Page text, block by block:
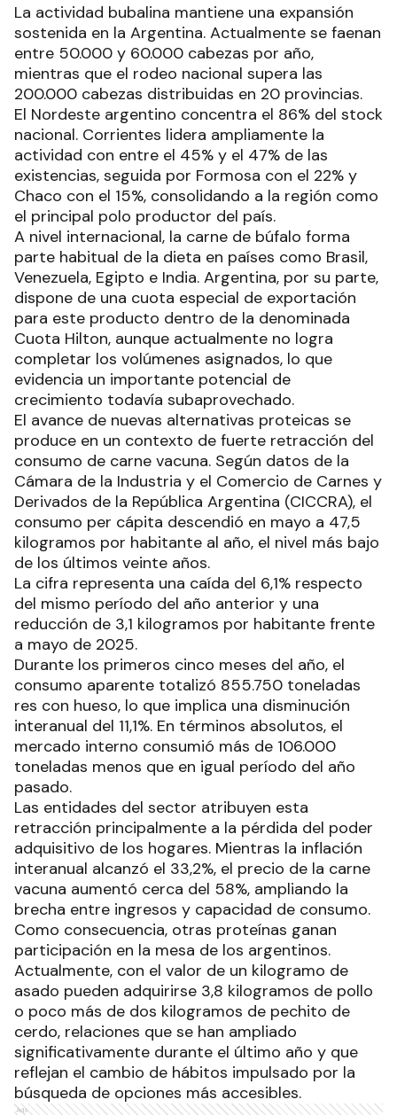
La actividad bubalina mantiene una expansión
sostenida en la Argentina. Actualmente se faenan
entre 50.000 y 60.000 cabezas por año,
mientras que el rodeo nacional supera las
200.000 cabezas distribuidas en 20 provincias.
El Nordeste argentino concentra el 86% del stock
nacional. Corrientes lidera ampliamente la
actividad con entre el 45% y el 47% de las
existencias, seguida por Formosa con el 22% y
Chaco con el 15%, consolidando a la región como
el principal polo productor del país.
A nivel internacional, la carne de búfalo forma
parte habitual de la dieta en países como Brasil,
Venezuela, Egipto e India. Argentina, por su parte,
dispone de una cuota especial de exportación
para este producto dentro de la denominada
Cuota Hilton, aunque actualmente no logra
completar los volúmenes asignados, lo que
evidencia un importante potencial de
crecimiento todavía subaprovechado.
El avance de nuevas alternativas proteicas se
produce en un contexto de fuerte retracción del
consumo de carne vacuna. Según datos de la
Cámara de la Industria y el Comercio de Carnes y
Derivados de la República Argentina (CICCRA), el
consumo per cápita descendió en mayo a 47,5
kilogramos por habitante al año, el nivel más bajo
de los últimos veinte años.
La cifra representa una caída del 6,1% respecto
del mismo período del año anterior y una
reducción de 3,1 kilogramos por habitante frente
a mayo de 2025.
Durante los primeros cinco meses del año, el
consumo aparente totalizó 855.750 toneladas
res con hueso, lo que implica una disminución
interanual del 11,1%. En términos absolutos, el
mercado interno consumió más de 106.000
toneladas menos que en igual período del año
pasado.
Las entidades del sector atribuyen esta
retracción principalmente a la pérdida del poder
adquisitivo de los hogares. Mientras la inflación
interanual alcanzó el 33,2%, el precio de la carne
vacuna aumentó cerca del 58%, ampliando la
brecha entre ingresos y capacidad de consumo.
Como consecuencia, otras proteínas ganan
participación en la mesa de los argentinos.
Actualmente, con el valor de un kilogramo de
asado pueden adquirirse 3,8 kilogramos de pollo
o poco más de dos kilogramos de pechito de
cerdo, relaciones que se han ampliado
significativamente durante el último año y que
reflejan el cambio de hábitos impulsado por la
búsqueda de opciones más accesibles.
Ads